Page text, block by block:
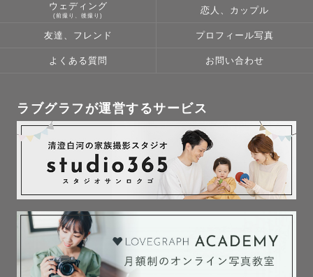
ウェディング
(前撮り、後撮り)
恋人、カップル
友達、フレンド プロフィール写真
よくある質問 お問い合わせ
ラブグラフが運営するサービス